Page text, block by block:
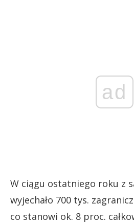
ad
W ciągu ostatniego roku z
wyjechało 700 tys.
co stanowi ok. 8 proc.